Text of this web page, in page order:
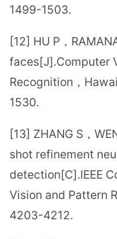
1499-1503.
[12] HU P，
faces[J].Computer
Recognition，
1530.
[13] ZHANG S，
shot refinement
detection[C].IEEE
Vision and Pattern
4203-4212.